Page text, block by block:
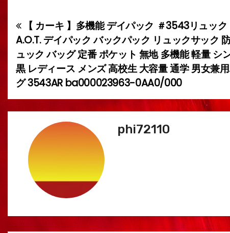
投
稿
ナ
ビ
ゲ
シ
ョ
【 カーキ 】多機能 デイパック ＃3543リュック
A.O.T. デイパック バックパック リュックサック
ュック バッグ 定番 ポケット 無地 多機能 軽量 シ
黒 レディース メンズ 高校生 大容量 通学 男女兼
グ 3543AR ba000023963-0AA0/000
phi72110